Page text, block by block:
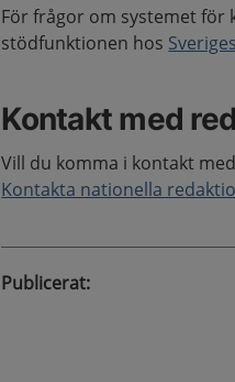
För frågor om systemet för
stödfunktionen hos
Kontakt med
Vill du komma i kontakt
Kontakta nationella
Publicerat: